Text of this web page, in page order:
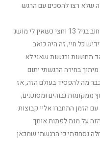
שלא רצו להסכים עם הרגש
וכפי שאתם מתארים לעצמכם הגעתי לרחוב בגיל 13 וחצי כשאין לי מושג
כל חיי, זה היה כואב
תחושות ורגשות שאני לא
בחירה הרגשתי יתום
מה להפסיד בעולם הזה, אז
ממקומות גבוהים ומסוכנים,
הזמן התחברו אליי קבוצות
על מנת לפתות אותך
נסחפתי כי הרגשתי שמכאן